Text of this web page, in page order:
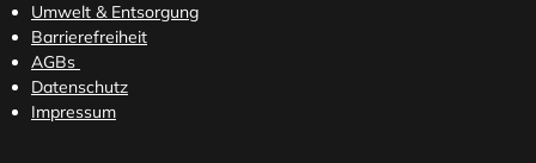
Umwelt & Entsorgung
Barrierefreiheit
AGBs
Datenschutz
Impressum